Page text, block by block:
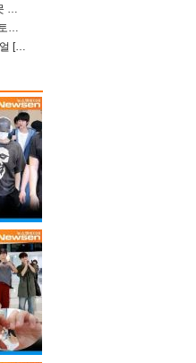
아이유, 장기하 BGM 후폭풍 예상 못 했나‥삭제 오보→윤가이까지 엮여 시끌
트와이스 미나 ‘대만으로 가요~’[포토엔HD]
김희애, 세월도 비켜간 고품격 비주얼 [포토엔HD]